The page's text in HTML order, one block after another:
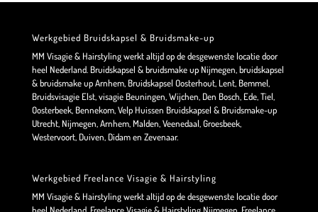
Werkgebied Bruidskapsel & Bruidsmake-up
MM Visagie & Hairstyling werkt altijd op de desgewenste locatie door
heel Nederland. Bruidskapsel & bruidsmake up Nijmegen, bruidskapsel
& bruidsmake up Arnhem, Bruidskapsel Oosterhout, Lent, Bemmel,
Bruidsvisagie Elst, visagie Beuningen, Wijchen, Den Bosch, Ede, Tiel,
Oosterbeek, Bennekom, Velp Huissen Bruidskapsel & Bruidsmake-up
Utrecht, Nijmegen, Arnhem, Malden, Veenedaal, Groesbeek,
Westervoort, Duiven, Didam en Zevenaar.
Werkgebied Freelance Visagie & Hairstyling
MM Visagie & Hairstyling werkt altijd op de desgewenste locatie door